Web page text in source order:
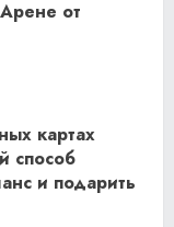
от
картах
способ
и подарить